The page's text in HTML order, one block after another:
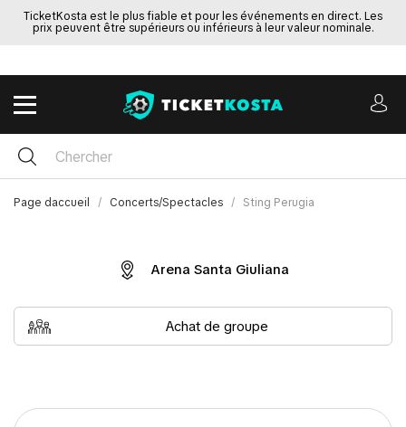
TicketKosta est le plus fiable et pour les événements en direct. Les
prix peuvent être supérieurs ou inférieurs à leur valeur nominale.
Page daccueil Concerts/Spectacles Sting Perugia
Arena Santa Giuliana
Achat de groupe